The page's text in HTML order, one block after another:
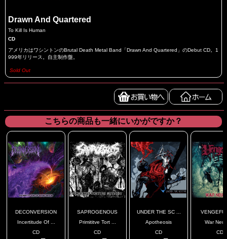
Drawn And Quartered
To Kill Is Human
CD
アメリカはワシントンのBrutal Death Metal Band「Drawn And Quartered」のDebut CD。1
999年リリース。自主制作盤。
Sold Out
こちらの商品も一緒にいかがですか？
DECONVERSION
Incertitude Of ...
CD
SAPROGENOUS
Primititve Tort ...
CD
UNDER THE SC ...
Apotheosis
CD
War
CD